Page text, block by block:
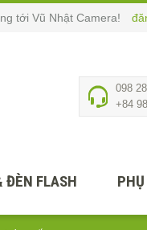
tới Vũ Nhật Camera!
098
+84
ĐÈN FLASH